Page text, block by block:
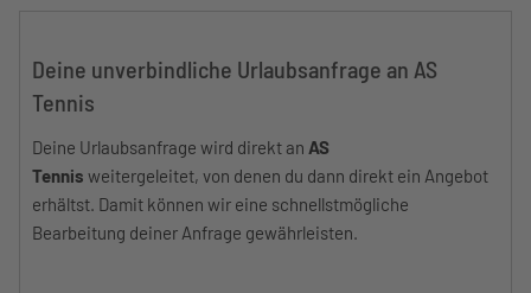
Deine unverbindliche Urlaubsanfrage an AS
Tennis
Deine Urlaubsanfrage wird direkt an AS
Tennis weitergeleitet, von denen du dann direkt ein Angebot
erhältst. Damit können wir eine schnellstmögliche
Bearbeitung deiner Anfrage gewährleisten.